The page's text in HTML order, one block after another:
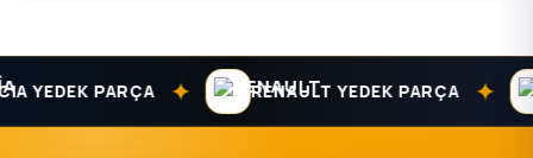
YEDEK PARÇA ✦ RENAULT YEDEK PARÇA ✦